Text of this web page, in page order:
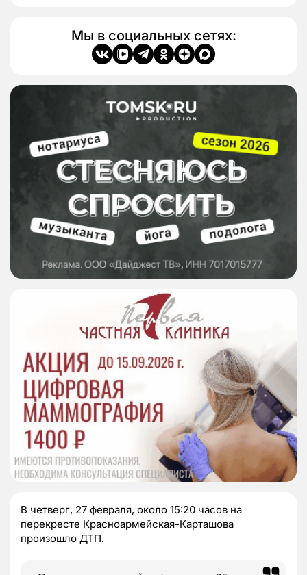
Мы в социальных сетях:
В четверг, 27 февраля, около 15:20 часов на
перекресте Красноармейская-Карташова
произошло ДТП.